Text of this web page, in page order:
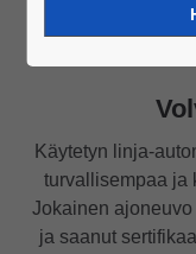
Käytetyn linja-
turvallisempaa ja
Jokainen
ja saanut